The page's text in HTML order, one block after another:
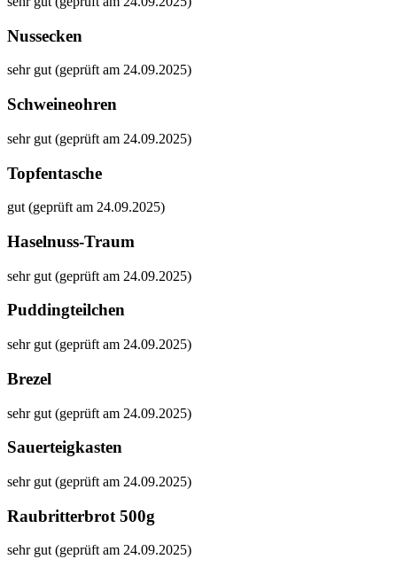
Nussecken
sehr gut (geprüft am 24.09.2025)
Schweineohren
sehr gut (geprüft am 24.09.2025)
Topfentasche
gut (geprüft am 24.09.2025)
Haselnuss-Traum
sehr gut (geprüft am 24.09.2025)
Puddingteilchen
sehr gut (geprüft am 24.09.2025)
Brezel
sehr gut (geprüft am 24.09.2025)
Sauerteigkasten
sehr gut (geprüft am 24.09.2025)
Raubritterbrot 500g
sehr gut (geprüft am 24.09.2025)